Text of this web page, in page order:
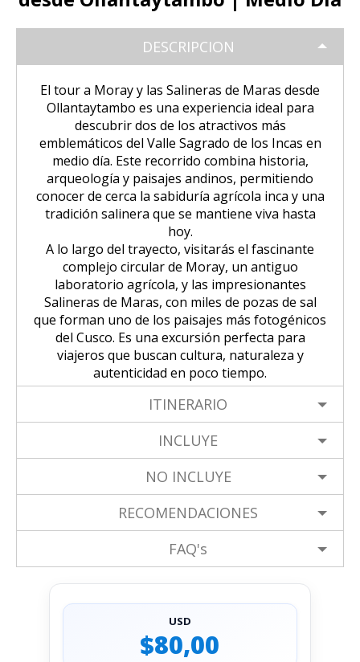
Inca
Amanecer en Cusco desde un Globo
Aerostático
Coloniales entre Sillar
Excursión a la Catarata de Pillones |
Naturaleza entre Rocas y Cascadas
Tour Chullpas de Sillustani desde
Tour Isla de los Uros, Amantaní y
Taquile
Tour Salar de Uyuni 2 Días / 1
Noche
La Paz | Ruta de la muerte en
bicicleta
Copacabana desde la Paz | Full day
Tiwanaku desde La Paz | Full day
Tour Camino Inca 1 Día / Trekking
Tour Machu Picchu, Montaña de
Colores y Laguna Humantay 3 días
Tour Machu Picchu 1 Día / Desde
Cusco
Salkantay Trek 4D| Ruta Ancestral
hacia Machu Picchu
SALKANTAY
Salkantay Trek 4D| Ruta Ancestral
hacia Machu Picchu
Salkantay Trek 2D| Caminata
Montañas Glaciares y Selva Andina
PAQUETES TURÍSTICOS
Tour Perú: Lima – Arequipa – Cusco
Tour Machu Picchu 5Dias/4Noches
Tour Machu Picchu 4 Días/3Noches
Choquequirao Trek 4 dias 3 noches
BLOG
CONTACTANOS
DESCRIPCION
El tour a Moray y las Salineras de Maras desde
Ollantaytambo es una experiencia ideal para
descubrir dos de los atractivos más
emblemáticos del Valle Sagrado de los Incas en
medio día. Este recorrido combina historia,
arqueología y paisajes andinos, permitiendo
conocer de cerca la sabiduría agrícola inca y una
tradición salinera que se mantiene viva hasta
hoy.
A lo largo del trayecto, visitarás el fascinante
complejo circular de Moray, un antiguo
laboratorio agrícola, y las impresionantes
Salineras de Maras, con miles de pozas de sal
que forman uno de los paisajes más fotogénicos
del Cusco. Es una excursión perfecta para
viajeros que buscan cultura, naturaleza y
autenticidad en poco tiempo.
ITINERARIO
INCLUYE
NO INCLUYE
RECOMENDACIONES
FAQ's
USD
$80,00